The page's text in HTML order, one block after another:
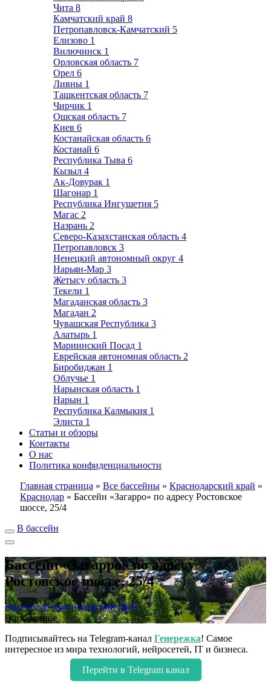
Чита 8
Камчатский край 8
Петропавловск-Камчатский 5
Елизово 1
Вилючинск 1
Орловская область 7
Орел 6
Ливны 1
Ташкентская область 7
Чирчик 1
Ошская область 7
Киев 6
Костанайская область 6
Костанай 6
Республика Тыва 6
Кызыл 4
Ак-Довурак 1
Шагонар 1
Республика Ингушетия 5
Магас 2
Назрань 2
Северо-Казахстанская область 4
Петропавловск 3
Ненецкий автономный округ 4
Нарьян-Мар 3
Жетысу область 3
Текели 1
Магаданская область 3
Магадан 2
Чувашская Республика 3
Алатырь 1
Мариинский Посад 1
Еврейская автономная область 2
Биробиджан 1
Облучье 1
Нарынская область 1
Нарын 1
Республика Калмыкия 1
Элиста 1
Статьи и обзоры
Контакты
О нас
Политика конфиденциальности
Главная страница » Все бассейны » Краснодарский край »
Краснодар » Бассейн «Загарро» по адресу Ростовское
шоссе, 25/4
В бассейн
Бассейн «Загарро» по адресу
Ростовское шоссе, 25/4
Краснодар Краснодарский край
В избранное
Подписывайтесь на Telegram-канал Генережка! Самое
интересное из мира технологий, нейросетей, IT и бизнеса.
Перейти в Telegram канал